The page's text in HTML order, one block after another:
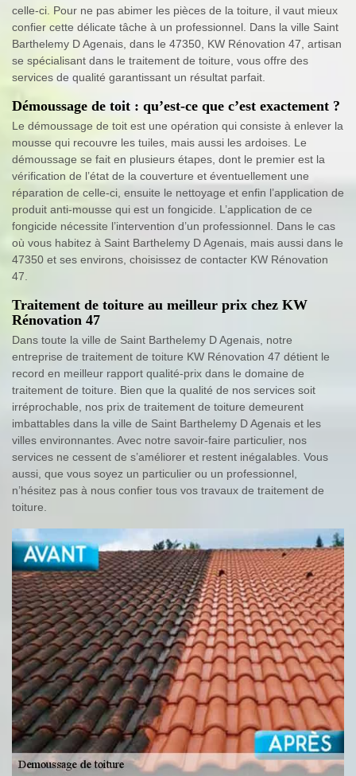
celle-ci. Pour ne pas abimer les pièces de la toiture, il vaut mieux
confier cette délicate tâche à un professionnel. Dans la ville Saint
Barthelemy D Agenais, dans le 47350, KW Rénovation 47, artisan
se spécialisant dans le traitement de toiture, vous offre des
services de qualité garantissant un résultat parfait.
Démoussage de toit : qu’est-ce que c’est exactement ?
Le démoussage de toit est une opération qui consiste à enlever la
mousse qui recouvre les tuiles, mais aussi les ardoises. Le
démoussage se fait en plusieurs étapes, dont le premier est la
vérification de l’état de la couverture et éventuellement une
réparation de celle-ci, ensuite le nettoyage et enfin l’application de
produit anti-mousse qui est un fongicide. L’application de ce
fongicide nécessite l’intervention d’un professionnel. Dans le cas
où vous habitez à Saint Barthelemy D Agenais, mais aussi dans le
47350 et ses environs, choisissez de contacter KW Rénovation
47.
Traitement de toiture au meilleur prix chez KW
Rénovation 47
Dans toute la ville de Saint Barthelemy D Agenais, notre
entreprise de traitement de toiture KW Rénovation 47 détient le
record en meilleur rapport qualité-prix dans le domaine de
traitement de toiture. Bien que la qualité de nos services soit
irréprochable, nos prix de traitement de toiture demeurent
imbattables dans la ville de Saint Barthelemy D Agenais et les
villes environnantes. Avec notre savoir-faire particulier, nos
services ne cessent de s’améliorer et restent inégalables. Vous
aussi, que vous soyez un particulier ou un professionnel,
n’hésitez pas à nous confier tous vos travaux de traitement de
toiture.